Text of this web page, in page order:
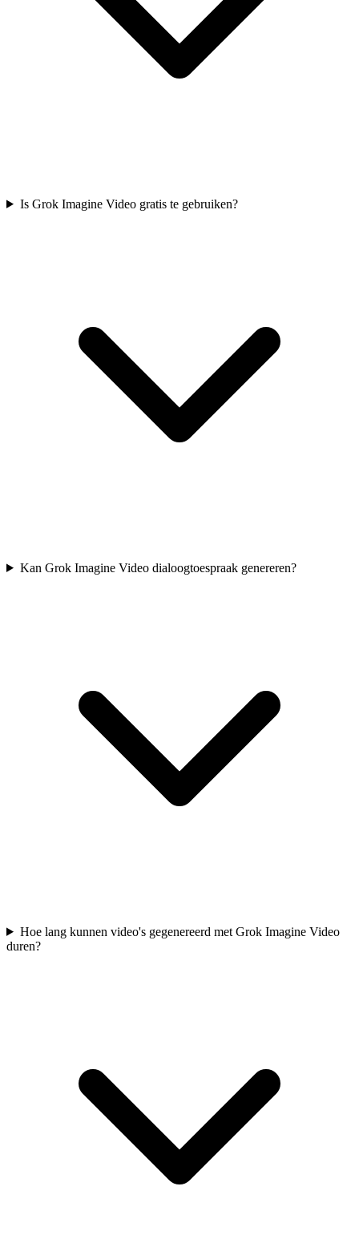
Is Grok Imagine Video gratis te gebruiken?
Kan Grok Imagine Video dialoogtoespraak genereren?
Hoe lang kunnen video's gegenereerd met Grok Imagine Video
duren?